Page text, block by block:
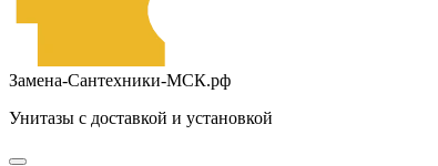
Замена-Сантехники-МСК.рф
Унитазы с доставкой и установкой